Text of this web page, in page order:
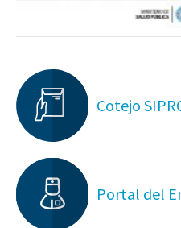
Cotejo
Portal del